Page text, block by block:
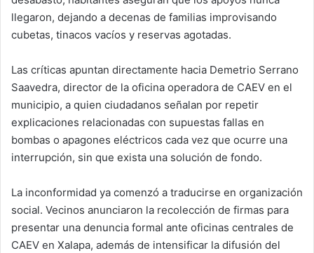
llegaron, dejando a decenas de familias improvisando
cubetas, tinacos vacíos y reservas agotadas.
Las críticas apuntan directamente hacia Demetrio Serrano
Saavedra, director de la oficina operadora de CAEV en el
municipio, a quien ciudadanos señalan por repetir
explicaciones relacionadas con supuestas fallas en
bombas o apagones eléctricos cada vez que ocurre una
interrupción, sin que exista una solución de fondo.
La inconformidad ya comenzó a traducirse en organización
social. Vecinos anunciaron la recolección de firmas para
presentar una denuncia formal ante oficinas centrales de
CAEV en Xalapa, además de intensificar la difusión del